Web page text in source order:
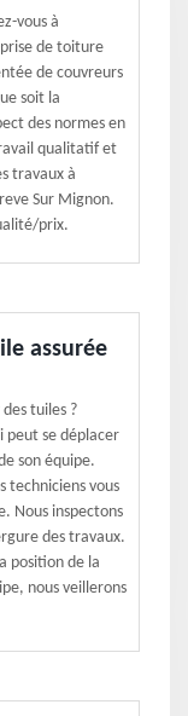
vous à
de toiture
de couvreurs
soit la
des normes en
qualitatif et
travaux à
Sur Mignon.
prix.
assurée
tuiles ?
peut se déplacer
son équipe.
techniciens vous
Nous inspectons
des travaux.
position de la
nous veillerons